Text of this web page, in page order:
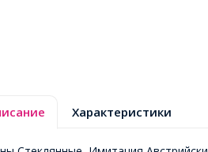
Характеристики